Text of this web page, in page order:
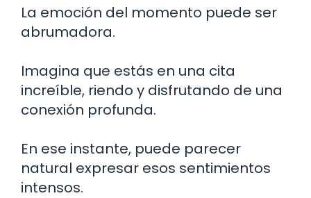
La emoción del momento puede ser
abrumadora.
Imagina que estás en una cita
increíble, riendo y disfrutando de una
conexión profunda.
En ese instante, puede parecer
natural expresar esos sentimientos
intensos.